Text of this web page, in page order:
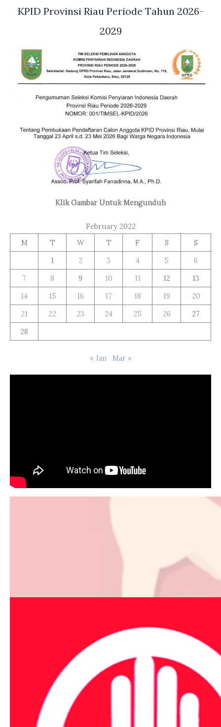
KPID Provinsi Riau Periode Tahun 2026-
2029
Klik Gambar Untuk Mengunduh
February 2022
M
T W T F S
S
1
2 3 4 5
6
7
8 9 10 11 12
13
14
15 16 17 18 19
20
21
22 23 24 25 26
27
28
« Jan Mar »